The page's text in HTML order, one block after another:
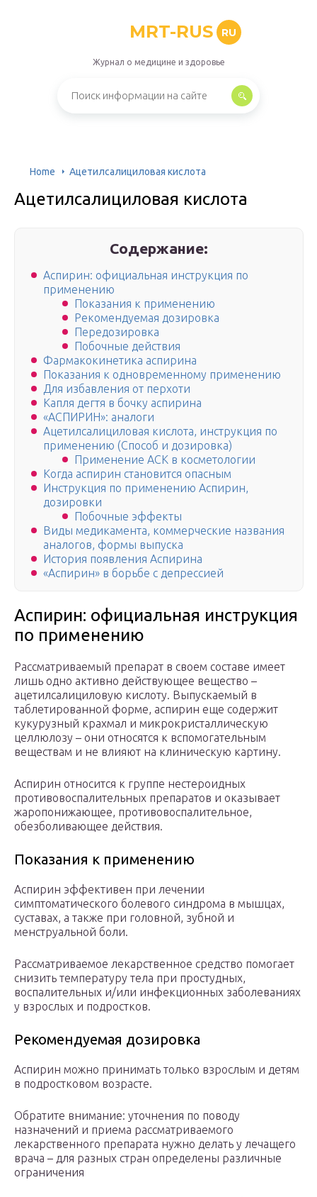
MRT-RUS RU
Журнал о медицине и здоровье
Home Ацетилсалициловая кислота
Ацетилсалициловая кислота
Содержание:
Аспирин: официальная инструкция по
применению
Показания к применению
Рекомендуемая дозировка
Передозировка
Побочные действия
Фармакокинетика аспирина
Показания к одновременному применению
Для избавления от перхоти
Капля дегтя в бочку аспирина
«АСПИРИН»: аналоги
Ацетилсалициловая кислота, инструкция по
применению (Способ и дозировка)
Применение АСК в косметологии
Когда аспирин становится опасным
Инструкция по применению Аспирин,
дозировки
Побочные эффекты
Виды медикамента, коммерческие названия
аналогов, формы выпуска
История появления Аспирина
«Аспирин» в борьбе с депрессией
Аспирин: официальная инструкция
по применению
Рассматриваемый препарат в своем составе имеет
лишь одно активно действующее вещество –
ацетилсалициловую кислоту. Выпускаемый в
таблетированной форме, аспирин еще содержит
кукурузный крахмал и микрокристаллическую
целлюлозу – они относятся к вспомогательным
веществам и не влияют на клиническую картину.
Аспирин относится к группе нестероидных
противовоспалительных препаратов и оказывает
жаропонижающее, противовоспалительное,
обезболивающее действия.
Показания к применению
Аспирин эффективен при лечении
симптоматического болевого синдрома в мышцах,
суставах, а также при головной, зубной и
менструальной боли.
Рассматриваемое лекарственное средство помогает
снизить температуру тела при простудных,
воспалительных и/или инфекционных заболеваниях
у взрослых и подростков.
Рекомендуемая дозировка
Аспирин можно принимать только взрослым и детям
в подростковом возрасте.
Обратите внимание: уточнения по поводу
назначений и приема рассматриваемого
лекарственного препарата нужно делать у лечащего
врача – для разных стран определены различные
ограничения